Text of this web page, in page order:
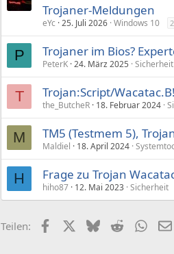
Trojaner-Meldungen
eYc 25. Juli 2026 Windows 10 2
P Trojaner im Bios?
PeterK 24. März 2025 Sicherheit
T Trojan:Script/
the_ButcheR 18. Februar 2024
M TM5 (Testmem 5),
Maldiel 18. April 2024
H Frage zu Trojan
hiho87 12. Mai 2023 Sicherheit
Teilen: FacebookX (Twitter)
BlueskyReddit